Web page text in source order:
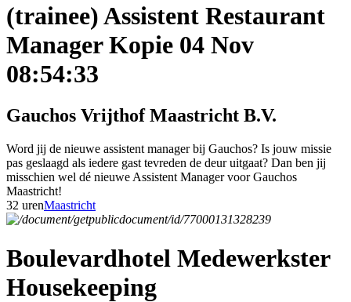
(trainee) Assistent Restaurant
Manager Kopie 04 Nov
08:54:33
Gauchos Vrijthof Maastricht B.V.
Word jij de nieuwe assistent manager bij Gauchos? Is jouw missie
pas geslaagd als iedere gast tevreden de deur uitgaat? Dan ben jij
misschien wel dé nieuwe Assistent Manager voor Gauchos
Maastricht!
32 urenMaastricht
Boulevardhotel Medewerkster
Housekeeping